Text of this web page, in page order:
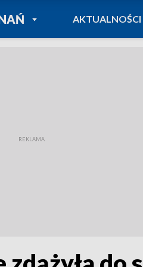
POWRÓT DO
TVP REGIONY
AKTUALNOŚCI